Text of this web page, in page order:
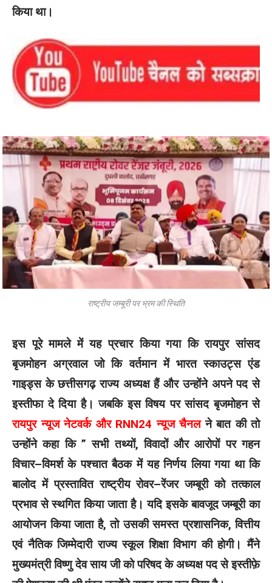
किया था।
राष्ट्रीय जम्बूरी पर भ्रम की स्थिति
इस पूरे मामले में यह प्रचार किया गया कि रायपुर सांसद
बृजमोहन अग्रवाल जो कि वर्तमान में भारत स्काउट्स एंड
गाइड्स के छत्तीसगढ़ राज्य अध्यक्ष हैं और उन्होंने अपने पद से
इस्तीफा दे दिया है। जबकि इस विषय पर सांसद बृजमोहन से
रायपुर न्यूज नेटवर्क और RNN24 न्यूज चैनलने बात की तो
उन्होंने कहा कि ” सभी तथ्यों, विवादों और आरोपों पर गहन
विचार–विमर्श के पश्चात बैठक में यह निर्णय लिया गया था कि
बालोद में प्रस्तावित राष्ट्रीय रोवर–रेंजर जम्बूरी को तत्काल
प्रभाव से स्थगित किया जाता है। यदि इसके बावजूद जम्बूरी का
आयोजन किया जाता है, तो उसकी समस्त प्रशासनिक, वित्तीय
एवं नैतिक जिम्मेदारी राज्य स्कूल शिक्षा विभाग की होगी। मैंने
मुख्यमंत्री विष्णु देव साय जी को परिषद के अध्यक्ष पद से इस्तीफ़े